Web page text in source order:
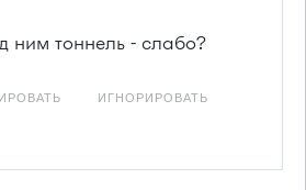
ним тоннель - слабо?
ИГНОРИРОВАТЬ